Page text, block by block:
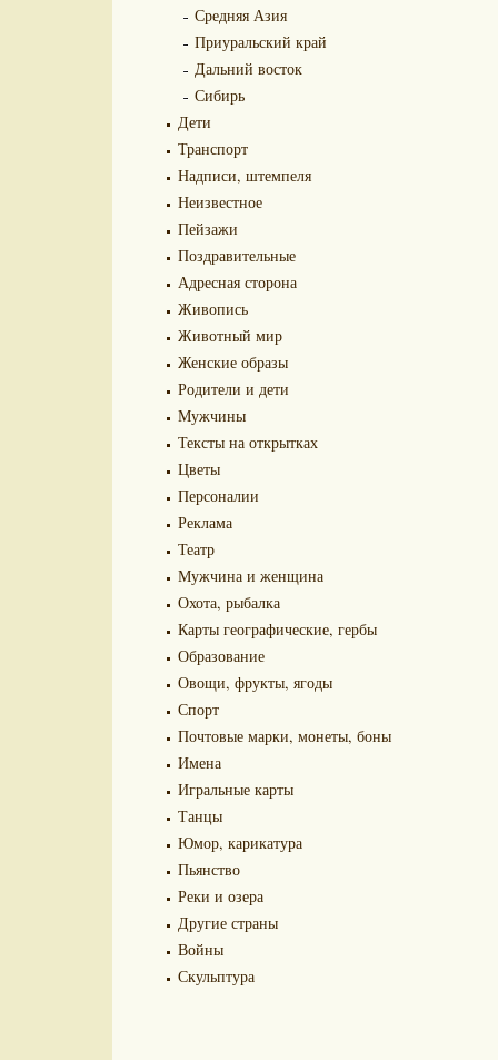
Средняя Азия
Приуральский край
Дальний восток
Сибирь
Дети
Транспорт
Надписи, штемпеля
Неизвестное
Пейзажи
Поздравительные
Адресная сторона
Живопись
Животный мир
Женские образы
Родители и дети
Мужчины
Тексты на открытках
Цветы
Персоналии
Реклама
Театр
Мужчина и женщина
Охота, рыбалка
Карты географические, гербы
Образование
Овощи, фрукты, ягоды
Спорт
Почтовые марки, монеты, боны
Имена
Игральные карты
Танцы
Юмор, карикатура
Пьянство
Реки и озера
Другие страны
Войны
Скульптура